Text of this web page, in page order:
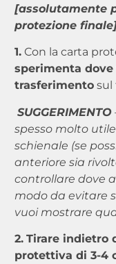
[assolutamente
protezione
1.Con la carta
sperimenta
trasferimentosul
SUGGERIMENTO
spesso molto
schienale (se
anteriore sia
controllare dove
modo da evitare
vuoi mostrare
2. Tirare indietro
protettiva di 3-4